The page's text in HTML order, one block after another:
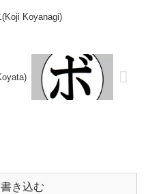
Koyanagi)
き込む